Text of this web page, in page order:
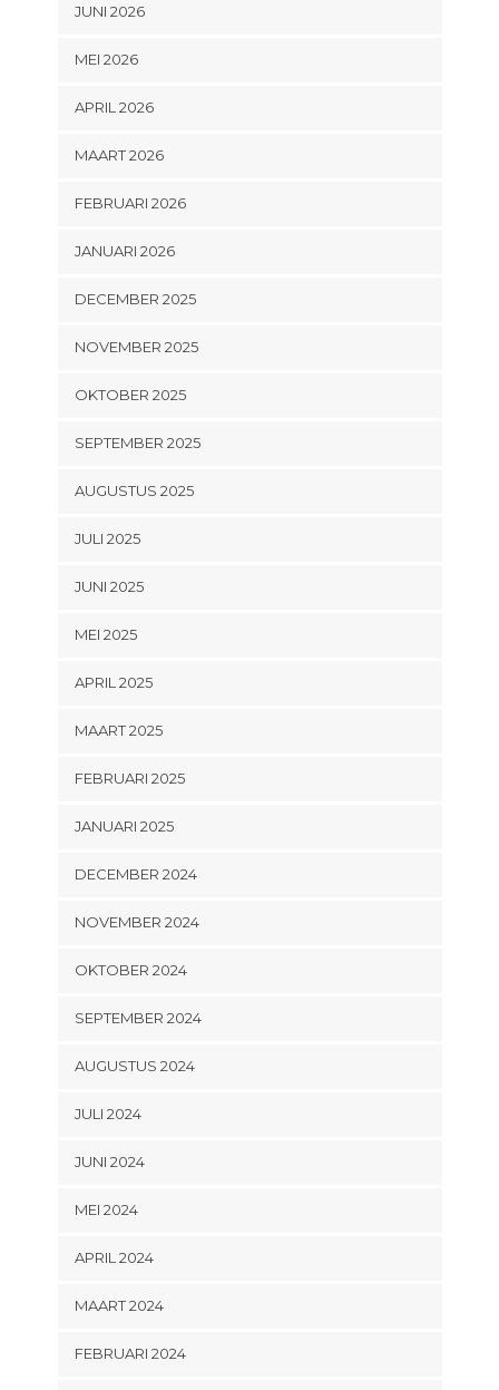
JUNI 2026
MEI 2026
APRIL 2026
MAART 2026
FEBRUARI 2026
JANUARI 2026
DECEMBER 2025
NOVEMBER 2025
OKTOBER 2025
SEPTEMBER 2025
AUGUSTUS 2025
JULI 2025
JUNI 2025
MEI 2025
APRIL 2025
MAART 2025
FEBRUARI 2025
JANUARI 2025
DECEMBER 2024
NOVEMBER 2024
OKTOBER 2024
SEPTEMBER 2024
AUGUSTUS 2024
JULI 2024
JUNI 2024
MEI 2024
APRIL 2024
MAART 2024
FEBRUARI 2024